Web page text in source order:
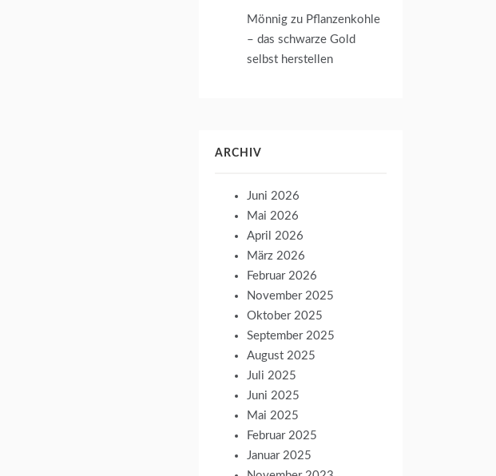
Mönnig zu Pflanzenkohle
– das schwarze Gold
selbst herstellen
ARCHIV
Juni 2026
Mai 2026
April 2026
März 2026
Februar 2026
November 2025
Oktober 2025
September 2025
August 2025
Juli 2025
Juni 2025
Mai 2025
Februar 2025
Januar 2025